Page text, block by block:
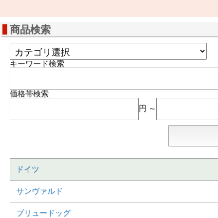
商品検索
キーワード検索
価格帯検索
円 ～
ドイツ
サンヴァルド
ブリュードッグ